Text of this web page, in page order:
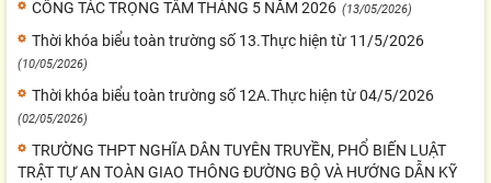
CÔNG TÁC TRỌNG TÂM THÁNG 5 NĂM 2026 (13/05/2026)
Thời khóa biểu toàn trường số 13.Thực hiện từ 11/5/2026
(10/05/2026)
Thời khóa biểu toàn trường số 12A.Thực hiện từ 04/5/2026
(02/05/2026)
TRƯỜNG THPT NGHĨA DÂN TUYÊN TRUYỀN, PHỔ BIẾN LUẬT
TRẬT TỰ AN TOÀN GIAO THÔNG ĐƯỜNG BỘ VÀ HƯỚNG DẪN KỸ